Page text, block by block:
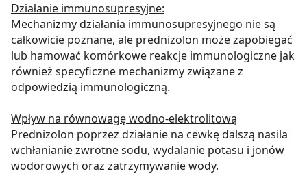
Działanie immunosupresyjne:
Mechanizmy działania immunosupresyjnego nie są
całkowicie poznane, ale prednizolon może zapobiegać
lub hamować komórkowe reakcje immunologiczne jak
również specyficzne mechanizmy związane z
odpowiedzią immunologiczną.
Wpływ na równowagę wodno-elektrolitową
Prednizolon poprzez działanie na cewkę dalszą nasila
wchłanianie zwrotne sodu, wydalanie potasu i jonów
wodorowych oraz zatrzymywanie wody.